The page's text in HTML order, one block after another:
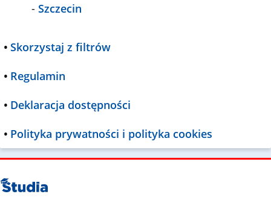
- Szczecin
• Skorzystaj z filtrów
• Regulamin
• Deklaracja dostępności
• Polityka prywatności i polityka cookies